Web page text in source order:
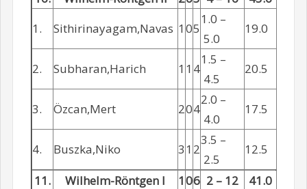
1.
Sithirinayagam,Navas 105
1.0 –
5.0
19.0
2. Subharan,Harich 1 1 4
1.5 –
4.5
20.5
3. Özcan,Mert 204
2.0 –
4.0
17.5
4. Buszka,Niko 31 2
3.5 –
2.5
12.5
11.
Wilhelm-Röntgen I 106 2 – 12
41.0